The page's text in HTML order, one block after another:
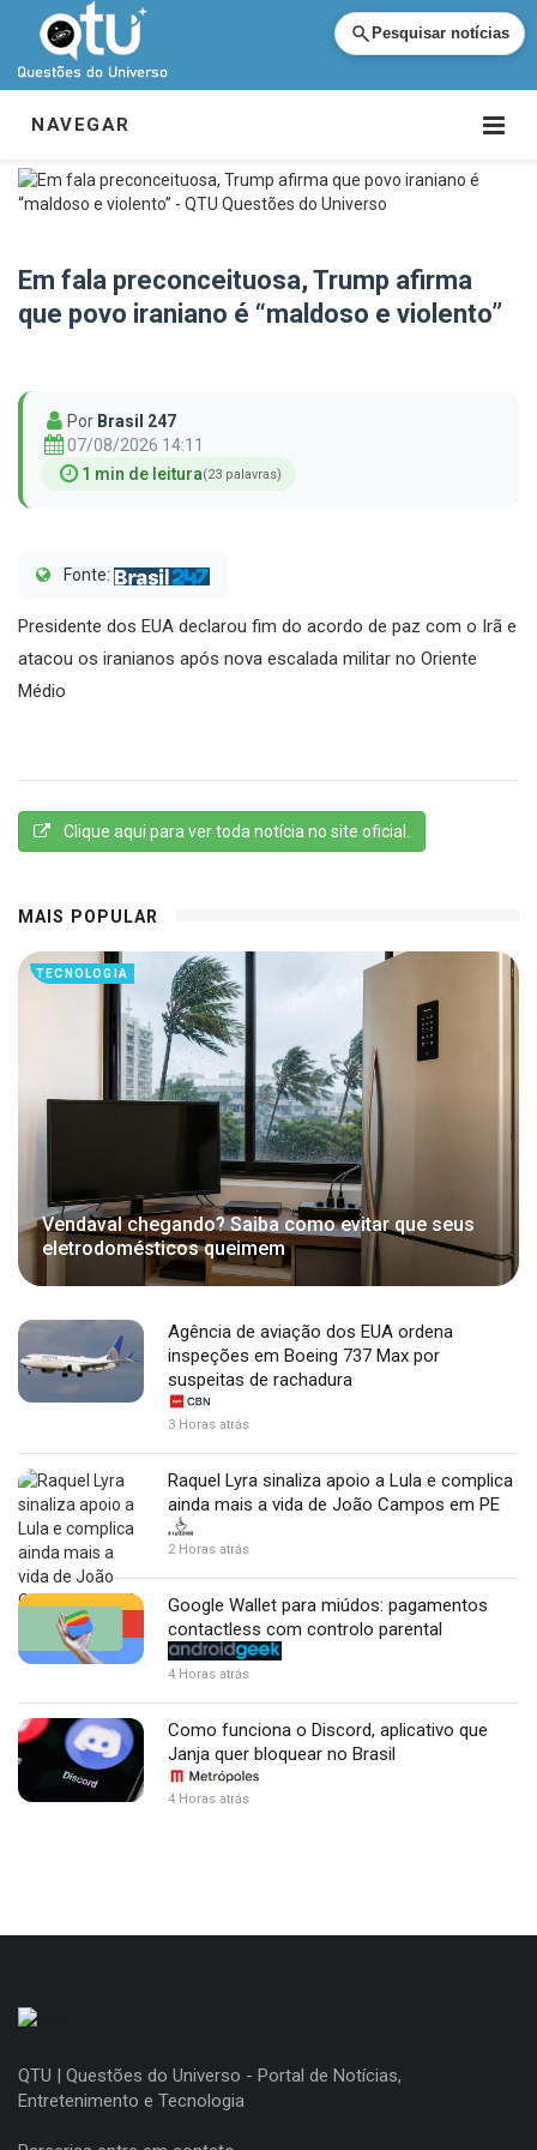
Pesquisar notícias
NAVEGAR
Em fala preconceituosa, Trump afirma
que povo iraniano é “maldoso e violento”
Por Brasil 247
07/08/2026 14:11
1 min de leitura(23 palavras)
Fonte:
Presidente dos EUA declarou fim do acordo de paz com o Irã e
atacou os iranianos após nova escalada militar no Oriente
Médio
Clique aqui para ver toda notícia no site oficial.
MAIS POPULAR
TECNOLOGIA
Vendaval chegando? Saiba como evitar que seus
eletrodomésticos queimem
Agência de aviação dos EUA ordena
inspeções em Boeing 737 Max por
suspeitas de rachadura
3 Horas atrás
Raquel Lyra sinaliza apoio a Lula e complica
ainda mais a vida de João Campos em PE
2 Horas atrás
Google Wallet para miúdos: pagamentos
contactless com controlo parental
4 Horas atrás
Como funciona o Discord, aplicativo que
Janja quer bloquear no Brasil
4 Horas atrás
QTU | Questões do Universo - Portal de Notícias,
Entretenimento e Tecnologia